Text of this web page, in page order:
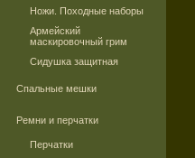
Ножи. Походные наборы
Армейский
маскировочный грим
Сидушка защитная
Спальные мешки
Ремни и перчатки
Перчатки